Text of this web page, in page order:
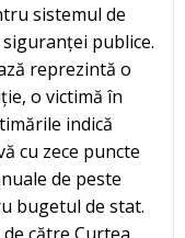
sistemul de
publice.
reprezintă o
o victimă în
indică
cu zece puncte
de peste
bugetul de stat.